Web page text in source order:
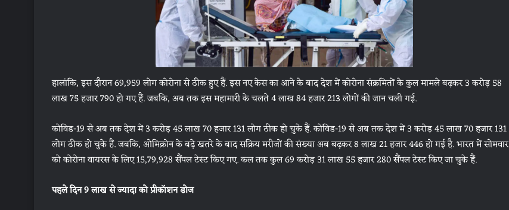
हालांकि, इस दौरान 69,959 लोग कोरोना से ठीक हुए हैं. इस नए केस का आने के बाद देश में कोरोना संक्रमितों के कुल मामले बढ़कर 3 करोड़ 58
लाख 75 हजार 790 हो गए हैं. जबकि, अब तक इस महामारी के चलते 4 लाख 84 हजार 213 लोगों की जान चली गई.
कोविड-19 से अब तक देश में 3 करोड़ 45 लाख 70 हजार 131 लोग ठीक हो चुके हैं. कोविड-19 से अब तक देश में 3 करोड़ 45 लाख 70 हजार 131
लोग ठीक हो चुके हैं. जबकि, ओमिक्रोन के बढ़े खतरे के बाद सक्रिय मरीजों की संख्या अब बढ़कर 8 लाख 21 हजार 446 हो गई है. भारत में सोमवार
को कोरोना वायरस के लिए 15,79,928 सैंपल टेस्ट किए गए. कल तक कुल 69 करोड़ 31 लाख 55 हजार 280 सैंपल टेस्ट किए जा चुके हैं.
पहले दिन 9 लाख से ज्यादा को प्रीकॉशन डोज